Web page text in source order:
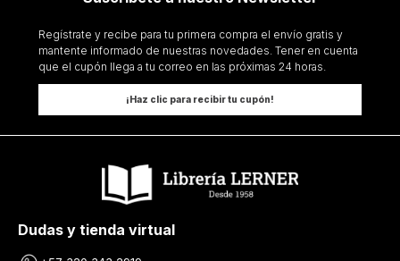
Regístrate y recibe para tu primera compra el envío gratis y
mantente informado de nuestras novedades. Tener en cuenta
que el cupón llega a tu correo en las próximas 24 horas.
¡Haz clic para recibir tu cupón!
Dudas y tienda virtual